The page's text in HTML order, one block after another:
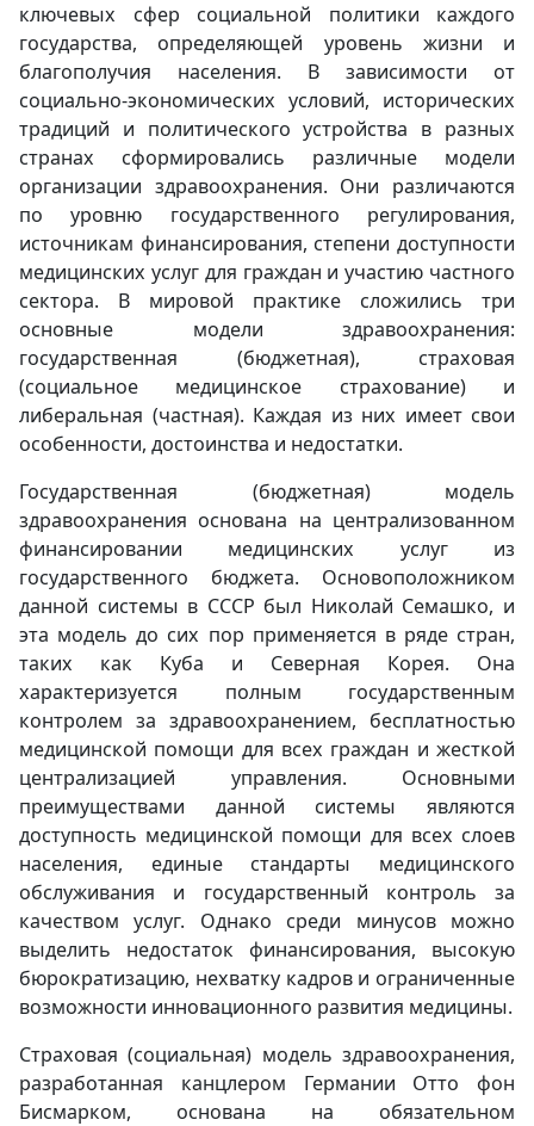
ключевых сфер социальной политики каждого
государства, определяющей уровень жизни и
благополучия населения. В зависимости от
социально-экономических условий, исторических
традиций и политического устройства в разных
странах сформировались различные модели
организации здравоохранения. Они различаются
по уровню государственного регулирования,
источникам финансирования, степени доступности
медицинских услуг для граждан и участию частного
сектора. В мировой практике сложились три
основные модели здравоохранения:
государственная (бюджетная), страховая
(социальное медицинское страхование) и
либеральная (частная). Каждая из них имеет свои
особенности, достоинства и недостатки.
Государственная (бюджетная) модель
здравоохранения основана на централизованном
финансировании медицинских услуг из
государственного бюджета. Основоположником
данной системы в СССР был Николай Семашко, и
эта модель до сих пор применяется в ряде стран,
таких как Куба и Северная Корея. Она
характеризуется полным государственным
контролем за здравоохранением, бесплатностью
медицинской помощи для всех граждан и жесткой
централизацией управления. Основными
преимуществами данной системы являются
доступность медицинской помощи для всех слоев
населения, единые стандарты медицинского
обслуживания и государственный контроль за
качеством услуг. Однако среди минусов можно
выделить недостаток финансирования, высокую
бюрократизацию, нехватку кадров и ограниченные
возможности инновационного развития медицины.
Страховая (социальная) модель здравоохранения,
разработанная канцлером Германии Отто фон
Бисмарком, основана на обязательном